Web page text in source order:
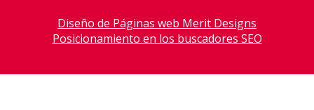
Diseño de Páginas web Merit Designs
Posicionamiento en los buscadores SEO